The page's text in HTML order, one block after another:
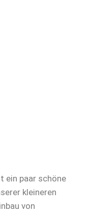
ein paar schöne
kleineren
von